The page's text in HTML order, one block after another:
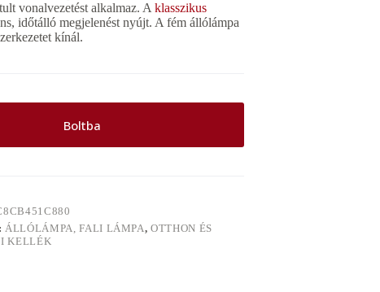
vonalvezetést alkalmaz. Aklasszikus
időtálló megjelenést nyújt. A fém állólámpa
kínál.
Boltba
ÁLLÓLÁMPA, FALI LÁMPA,OTTHON ÉS
KELLÉK